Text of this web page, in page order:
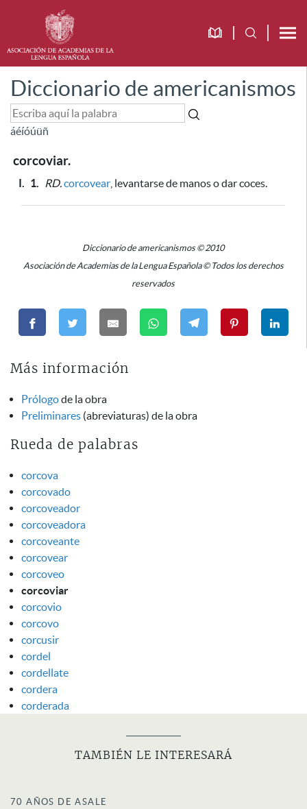
Diccionario de americanismos
áéíóúüñ
corcoviar.
I. 1. RD.corcovear , levantarse de manos o dar coces.
Diccionario de americanismos © 2010
Asociación de Academias de la Lengua Española © Todos los derechos
reservados
Más información
Prólogode la obra
Preliminares (abreviaturas) de la obra
Rueda de palabras
corcova
corcovado
corcoveador
corcoveadora
corcoveante
corcovear
corcoveo
corcoviar
corcovio
corcovo
corcusir
cordel
cordellate
cordera
corderada
TAMBIÉN LE INTERESARÁ
70 AÑOS DE ASALE